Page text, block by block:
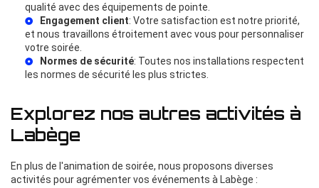
qualité avec des équipements de pointe.
Engagement client: Votre satisfaction est notre priorité,
et nous travaillons étroitement avec vous pour personnaliser
votre soirée.
Normes de sécurité: Toutes nos installations respectent
les normes de sécurité les plus strictes.
Explorez nos autres activités à
Labège
En plus de l'animation de soirée, nous proposons diverses
activités pour agrémenter vos événements à Labège :